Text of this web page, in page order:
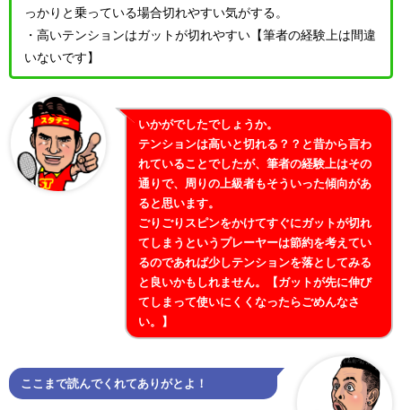
っかりと乗っている場合切れやすい気がする。
・高いテンションはガットが切れやすい【筆者の経験上は間違
いないです】
いかがでしたでしょうか。
テンションは高いと切れる？？と昔から言わ
れていることでしたが、筆者の経験上はその
通りで、周りの上級者もそういった傾向があ
ると思います。
ごりごりスピンをかけてすぐにガットが切れ
てしまうというプレーヤーは節約を考えてい
るのであれば少しテンションを落としてみる
と良いかもしれません。【ガットが先に伸び
てしまって使いにくくなったらごめんなさ
い。】
ここまで読んでくれてありがとよ！